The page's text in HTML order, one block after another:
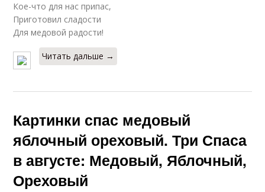
Кое-что для нас припас,
Приготовил сладости
Для медовой радости!
Читать дальше →
Картинки спас медовый
яблочный ореховый. Три Спаса
в августе: Медовый, Яблочный,
Ореховый